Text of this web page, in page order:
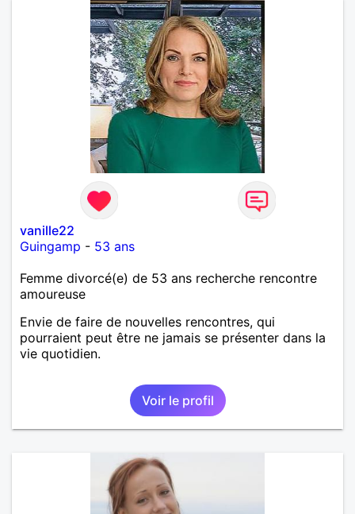
vanille22
Guingamp - 53 ans
Femme divorcé(e) de 53 ans recherche rencontre
amoureuse
Envie de faire de nouvelles rencontres, qui
pourraient peut être ne jamais se présenter dans la
vie quotidien.
Voir le profil